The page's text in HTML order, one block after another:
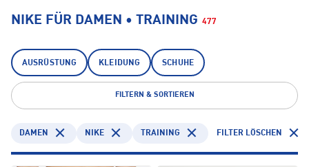
NIKE FÜR DAMEN • TRAINING 477
AUSRÜSTUNG KLEIDUNG SCHUHE
FILTERN & SORTIEREN
DAMEN NIKE TRAINING FILTER LÖSCHEN